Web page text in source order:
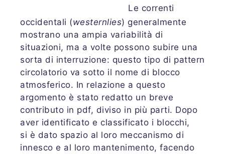
Le correnti
occidentali (westernlies) generalmente
mostrano una ampia variabilità di
situazioni, ma a volte possono subire una
sorta di interruzione: questo tipo di pattern
circolatorio va sotto il nome di blocco
atmosferico. In relazione a questo
argomento è stato redatto un breve
contributo in pdf, diviso in più parti. Dopo
aver identificato e classificato i blocchi,
si è dato spazio al loro meccanismo di
innesco e al loro mantenimento, facendo